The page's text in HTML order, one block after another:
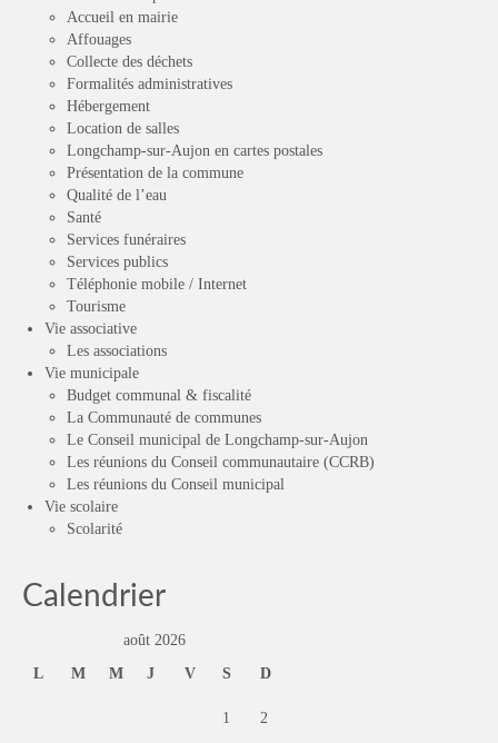
Accueil en mairie
Affouages
Collecte des déchets
Formalités administratives
Hébergement
Location de salles
Longchamp-sur-Aujon en cartes postales
Présentation de la commune
Qualité de l’eau
Santé
Services funéraires
Services publics
Téléphonie mobile / Internet
Tourisme
Vie associative
Les associations
Vie municipale
Budget communal & fiscalité
La Communauté de communes
Le Conseil municipal de Longchamp-sur-Aujon
Les réunions du Conseil communautaire (CCRB)
Les réunions du Conseil municipal
Vie scolaire
Scolarité
Calendrier
août 2026
L
M M J V S D
1 2